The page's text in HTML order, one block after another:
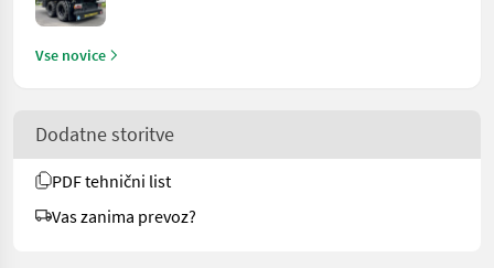
Vse novice
Dodatne storitve
PDF tehnični list
Vas zanima prevoz?